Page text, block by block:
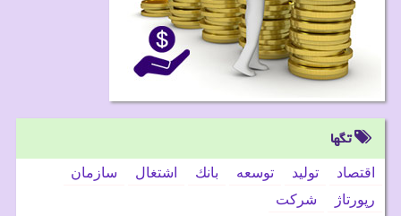
تگها
اقتصاد تولید توسعه بانك اشتغال
سازمان
رپورتاژ
شركت